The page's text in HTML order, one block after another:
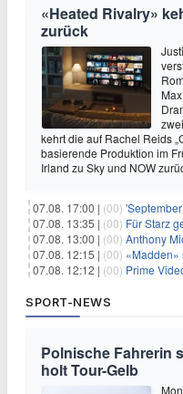
«Heated Rivalry»
zurück
kehrt die auf Rachel Reids
basierende Produktion im
Irland zu Sky und NOW
07.08. 17:00 | (00) 'September
07.08. 13:35 | (00) Für Starz
07.08. 13:00 | (00) Anthony Michael
07.08. 12:15 | (00) «Madden»
07.08. 12:12 | (00) Prime
SPORT-NEWS
Polnische Fahrerin
holt Tour-Gelb